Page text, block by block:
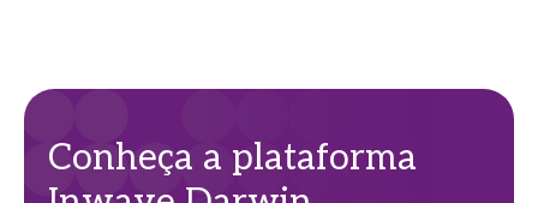
Conheça a plataforma